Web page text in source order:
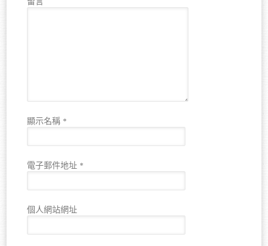
顯示名稱 *
電子郵件地址 *
個人網站網址